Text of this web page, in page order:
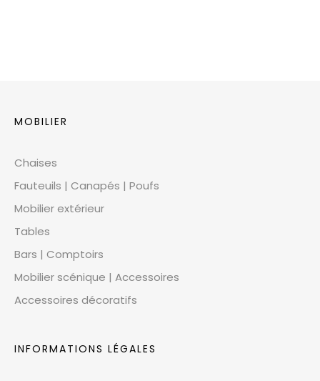
MOBILIER
Chaises
Fauteuils | Canapés | Poufs
Mobilier extérieur
Tables
Bars | Comptoirs
Mobilier scénique | Accessoires
Accessoires décoratifs
INFORMATIONS LÉGALES